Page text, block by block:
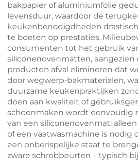
bakpapier of aluminiumfolie
levensduur, waardoor de
keukenbenodigdheden
te boeten op prestaties.
consumenten tot het gebruik
siliconenovenmatten, aangezien
producten afval elimineren dat
door wegwerp-bakmaterialen,
duurzame keukenpraktijken
doen aan kwaliteit of
schoonmaken wordt eenvoudig
van een siliconenovenmat:
of een vaatwasmachine is nodig
een onberispelijke staat te
zware schrobbeurten – typisch